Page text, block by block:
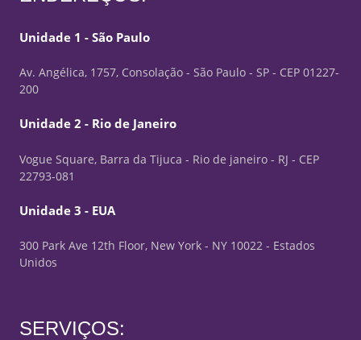
Unidade 1 - São Paulo
Av. Angélica, 1757, Consolação - São Paulo - SP - CEP 01227-
200
Unidade 2 - Rio de Janeiro
Vogue Square, Barra da Tijuca - Rio de janeiro - RJ - CEP
22793-081
Unidade 3 - EUA
300 Park Ave 12th Floor, New York - NY 10022 - Estados
Unidos
SERVIÇOS: